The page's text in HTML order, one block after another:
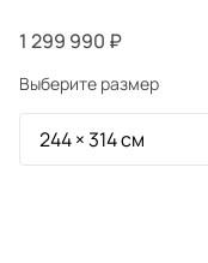
1 299 990 ₽
Выберите размер